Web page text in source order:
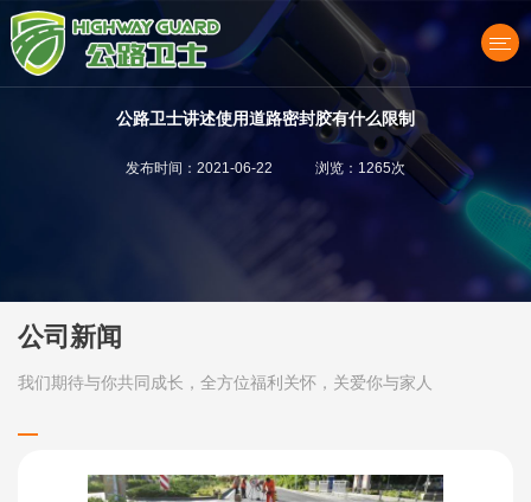
产品中心
公路卫士讲述使用道路密封胶有什么限制
发布时间：2021-06-22 浏览：1265次
公司新闻
我们期待与你共同成长，全方位福利关怀，关爱你与家人